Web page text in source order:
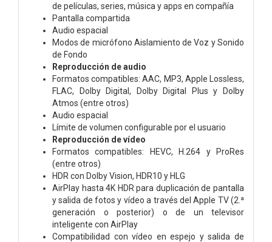
de películas, series, música y apps en compañía
Pantalla compartida
Audio espacial
Modos de micrófono Aislamiento de Voz y Sonido
de Fondo
Reproducción de audio
Formatos compatibles: AAC, MP3, Apple Lossless,
FLAC, Dolby Digital, Dolby Digital Plus y Dolby
Atmos (entre otros)
Audio espacial
Límite de volumen configurable por el usuario
Reproducción de vídeo
Formatos compatibles: HEVC, H.264 y ProRes
(entre otros)
HDR con Dolby Vision, HDR10 y HLG
AirPlay hasta 4K HDR para duplicación de pantalla
y salida de fotos y vídeo a través del Apple TV (2.ª
generación o posterior) o de un televisor
inteligente con AirPlay
Compatibilidad con vídeo en espejo y salida de